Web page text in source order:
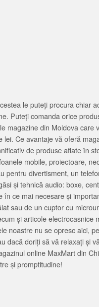
le puteți procura chiar
Puteți comanda orice
magazine din Moldova care
Ce avantaje vă oferă
de produse aflate în
mobile, proiectoare,
pentru divertisment, un
și tehnică audio: boxe,
ce mai necesare și
sau de un cuptor cu
și articole electrocasnice
noastre nu se opresc aici,
dacă doriți să vă relaxați și
online MaxMart din
și promptitudine!